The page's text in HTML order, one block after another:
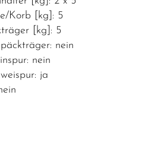
Korb [kg]: 5
[kg]: 5
nein
nein
ja